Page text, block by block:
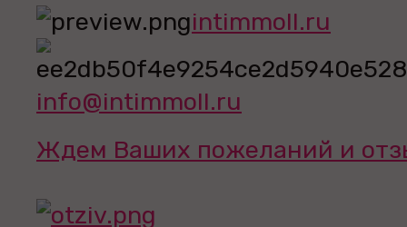
intimmoll.ru
info@intimmoll.ru
Ждем Ваших пожеланий и